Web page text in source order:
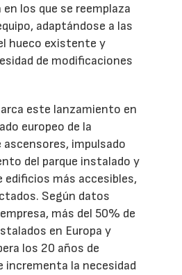
los que se reemplaza
adaptándose a las
hueco existente y
de modificaciones
este lanzamiento en
europeo de la
impulsado
del parque instalado y
edificios más accesibles,
Según datos
más del 50% de
en Europa y
los 20 años de
incrementa la necesidad